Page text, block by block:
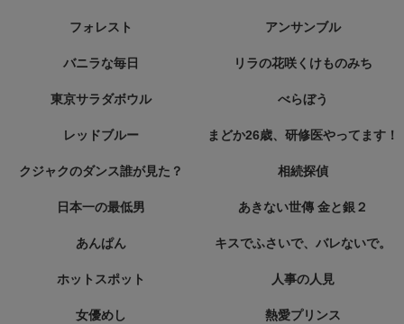
フォレスト アンサンブル
バニラな毎日 リラの花咲くけものみち
東京サラダボウル べらぼう
レッドブルー まどか26歳、研修医やってます！
クジャクのダンス誰が見た？ 相続探偵
日本一の最低男 あきない世傳 金と銀２
あんぱん キスでふさいで、バレないで。
ホットスポット 人事の人見
女優めし 熱愛プリンス